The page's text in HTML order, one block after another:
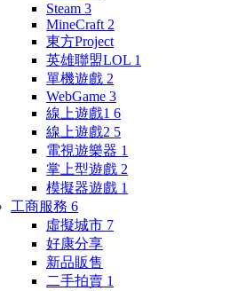
Steam 3
MineCraft 2
東方Project
英雄聯盟LOL 1
單機遊戲 2
WebGame 3
線上遊戲1 6
線上遊戲2 5
電視遊樂器 1
掌上型遊戲 2
模擬器遊戲 1
工商服務 6
虛擬城市 7
好康分享
新品販售
二手拍賣 1